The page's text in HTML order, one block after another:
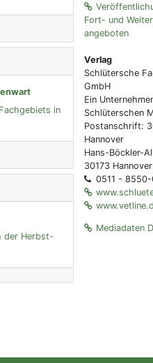
in
der Herbst-
Fort- und
angeboten
Verlag
Schlütersche
GmbH
Ein
Schlüterschen
Postanschrift:
Hannover
Hans-Böckler-
30173 Hannover
0511 -
Mediadaten